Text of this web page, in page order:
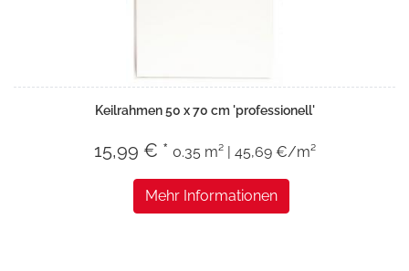
Keilrahmen 50 x 70 cm 'professionell'
15,99 € * 0.35 m² | 45,69 €/m²
Mehr Informationen